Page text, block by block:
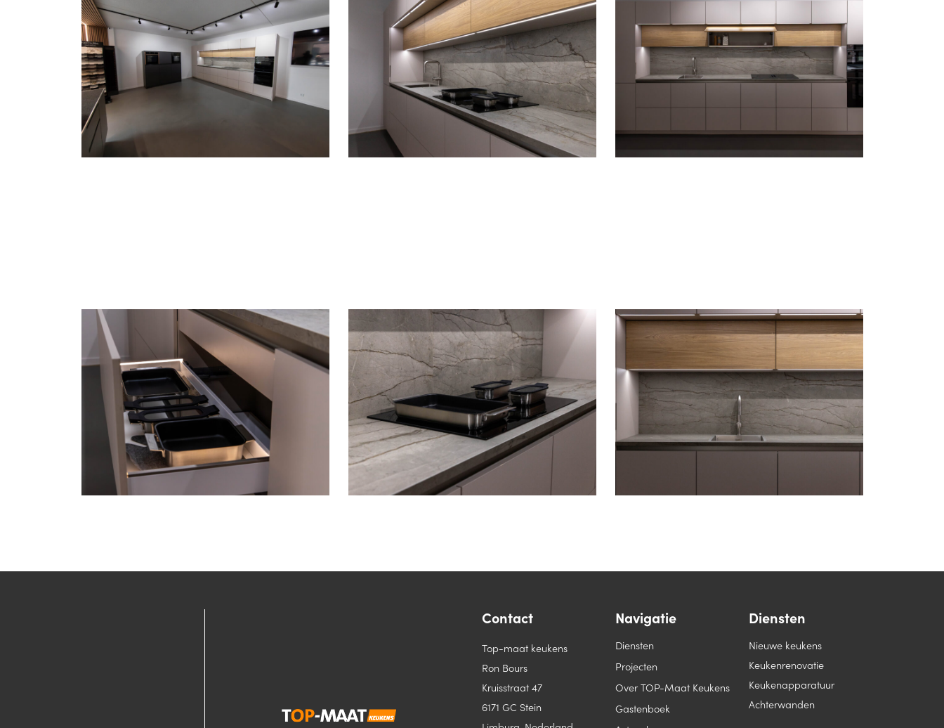
Contact
Top-maat keukens
Ron Bours
Kruisstraat 47
6171 GC Stein
Navigatie
Diensten
Projecten
Over TOP-Maat Keukens
Gastenboek
Diensten
Nieuwe keukens
Keukenrenovatie
Keukenapparatuur
Achterwanden